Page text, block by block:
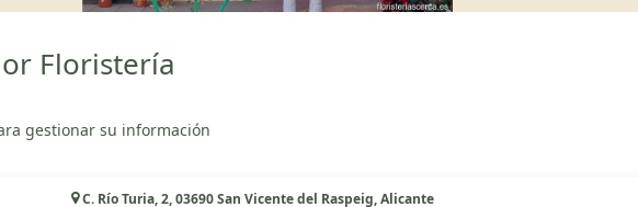
Floristería
gestionar su información
C. Río Turia, 2, 03690 San Vicente del Raspeig, Alicante